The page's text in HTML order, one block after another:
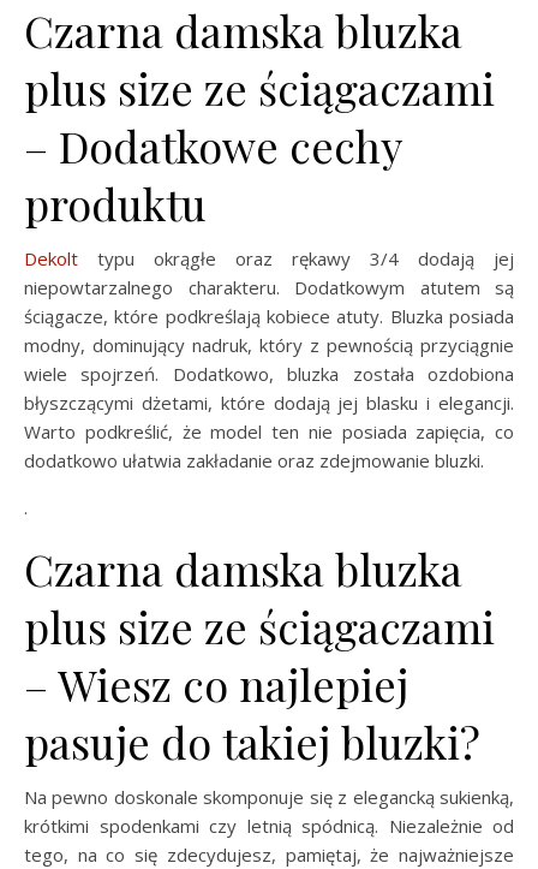
Czarna damska bluzka
plus size ze ściągaczami
– Dodatkowe cechy
produktu
Dekolt typu okrągłe oraz rękawy 3/4 dodają jej
niepowtarzalnego charakteru. Dodatkowym atutem są
ściągacze, które podkreślają kobiece atuty. Bluzka posiada
modny, dominujący nadruk, który z pewnością przyciągnie
wiele spojrzeń. Dodatkowo, bluzka została ozdobiona
błyszczącymi dżetami, które dodają jej blasku i elegancji.
Warto podkreślić, że model ten nie posiada zapięcia, co
dodatkowo ułatwia zakładanie oraz zdejmowanie bluzki.
.
Czarna damska bluzka
plus size ze ściągaczami
– Wiesz co najlepiej
pasuje do takiej bluzki?
Na pewno doskonale skomponuje się z elegancką sukienką,
krótkimi spodenkami czy letnią spódnicą. Niezależnie od
tego, na co się zdecydujesz, pamiętaj, że najważniejsze